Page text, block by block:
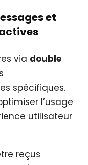
et
via double
spécifiques.
l’usage
utilisateur
reçus